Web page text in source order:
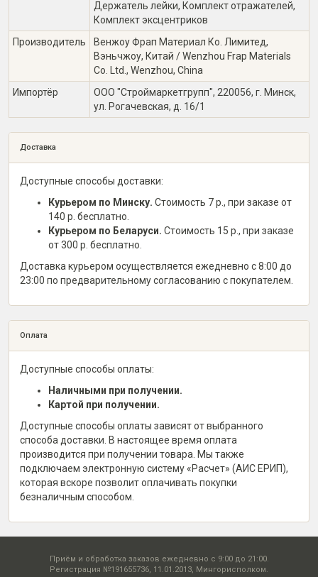
Держатель лейки, Комплект отражателей,
Комплект эксцентриков
Производитель
Венжоу Фрап Материал Ко. Лимитед,
Вэньчжоу, Китай / Wenzhou Frap Materials
Co. Ltd., Wenzhou, China
Импортёр
ООО "Строймаркетгрупп", 220056, г. Минск,
ул. Рогачевская, д. 16/1
Доставка
Доступные способы доставки:
Курьером по Минску. Стоимость 7 р., при заказе от
140 р. бесплатно.
Курьером по Беларуси. Стоимость 15 р., при заказе
от 300 р. бесплатно.
Доставка курьером осуществляется ежедневно с 8:00 до
23:00 по предварительному согласованию с покупателем.
Оплата
Доступные способы оплаты:
Наличными при получении.
Картой при получении.
Доступные способы оплаты зависят от выбранного
способа доставки. В настоящее время оплата
производится при получении товара. Мы также
подключаем электронную систему «Расчет» (АИС ЕРИП),
которая вскоре позволит оплачивать покупки
безналичным способом.
Приём и обработка заказов ежедневно с 9:00 до 21:00.
Регистрация №191655736, 11.01.2013, Мингорисполком.